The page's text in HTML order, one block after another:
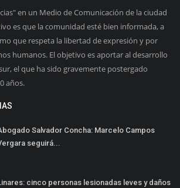
en un Medio de Comunicación de la ciudad
es que la comunidad esté bien informada, a
que respeta la libertad de expresión y por
humanos. El objetivo es aportar al desarrollo
el que ha sido gravemente postergado
años.
Salvador Concha: Marcelo Campos
seguirá...
cinco personas lesionadas leves y daños